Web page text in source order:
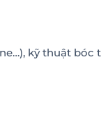
kỹ thuật